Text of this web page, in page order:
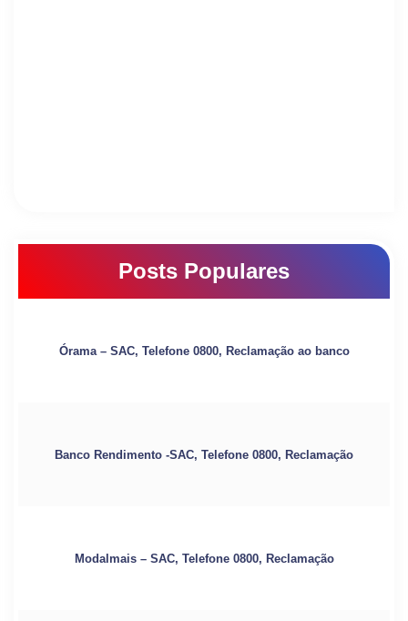
Posts Populares
Órama – SAC, Telefone 0800, Reclamação ao banco
Banco Rendimento -SAC, Telefone 0800, Reclamação
Modalmais – SAC, Telefone 0800, Reclamação